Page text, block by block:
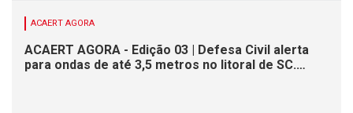
ACAERT AGORA
ACAERT AGORA - Edição 03 | Defesa Civil alerta
para ondas de até 3,5 metros no litoral de SC.